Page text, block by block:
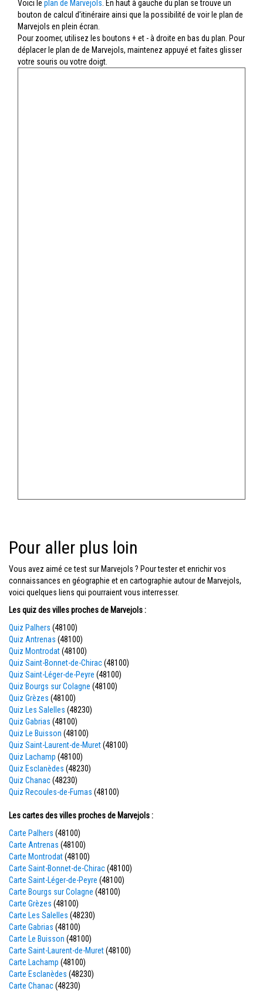
Voici le plan de Marvejols . En haut à gauche du plan se trouve un
bouton de calcul d'itinéraire ainsi que la possibilité de voir le plan de
Marvejols en plein écran.
Pour zoomer, utilisez les boutons + et - à droite en bas du plan. Pour
déplacer le plan de de Marvejols, maintenez appuyé et faites glisser
votre souris ou votre doigt.
Pour aller plus loin
Vous avez aimé ce test sur Marvejols ? Pour tester et enrichir vos
connaissances en géographie et en cartographie autour de Marvejols,
voici quelques liens qui pourraient vous interresser.
Les quiz des villes proches de Marvejols :
Quiz Palhers (48100)
Quiz Antrenas (48100)
Quiz Montrodat(48100)
Quiz Saint-Bonnet-de-Chirac(48100)
Quiz Saint-Léger-de-Peyre (48100)
Quiz Bourgs sur Colagne (48100)
Quiz Grèzes (48100)
Quiz Les Salelles (48230)
Quiz Gabrias (48100)
Quiz Le Buisson (48100)
Quiz Saint-Laurent-de-Muret(48100)
Quiz Lachamp (48100)
Quiz Esclanèdes (48230)
Quiz Chanac(48230)
Quiz Recoules-de-Fumas (48100)
Les cartes des villes proches de Marvejols :
Carte Palhers (48100)
Carte Antrenas (48100)
Carte Montrodat(48100)
Carte Saint-Bonnet-de-Chirac(48100)
Carte Saint-Léger-de-Peyre (48100)
Carte Bourgs sur Colagne (48100)
Carte Grèzes (48100)
Carte Les Salelles (48230)
Carte Gabrias (48100)
Carte Le Buisson (48100)
Carte Saint-Laurent-de-Muret(48100)
Carte Lachamp (48100)
Carte Esclanèdes (48230)
Carte Chanac(48230)